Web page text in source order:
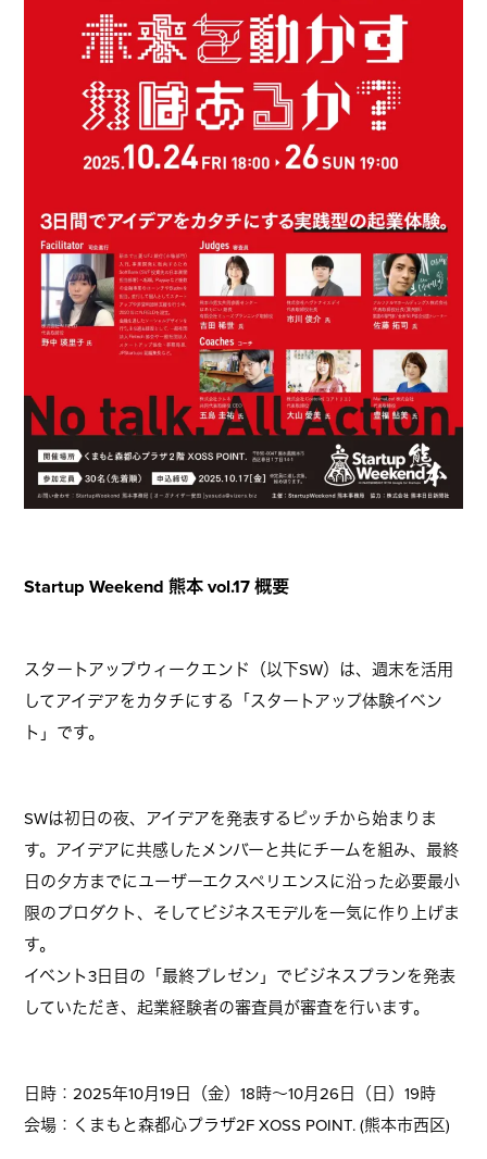
Startup Weekend 熊本 vol.17 概要
スタートアップウィークエンド（以下SW）は、週末を活用
してアイデアをカタチにする「スタートアップ体験イベン
ト」です。
SWは初日の夜、アイデアを発表するピッチから始まりま
す。アイデアに共感したメンバーと共にチームを組み、最終
日の夕方までにユーザーエクスペリエンスに沿った必要最小
限のプロダクト、そしてビジネスモデルを一気に作り上げま
す。
イベント3日目の「最終プレゼン」でビジネスプランを発表
していただき、起業経験者の審査員が審査を行います。
日時：2025年10月19日（金）18時～10月26日（日）19時
会場：くまもと森都心プラザ2F XOSS POINT. (熊本市西区)